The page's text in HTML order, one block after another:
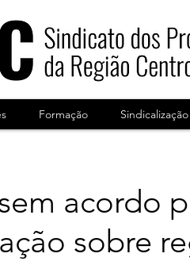
Formação Sindicalização
acordo
sobre